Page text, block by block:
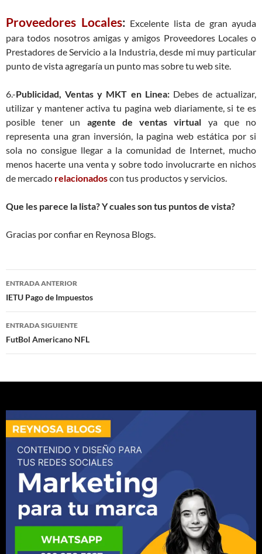
Proveedores Locales: Excelente lista de gran ayuda
para todos nosotros amigas y amigos Proveedores Locales o
Prestadores de Servicio a la Industria, desde mi muy particular
punto de vista agregaría un punto mas sobre tu web site.
6.-Publicidad, Ventas y MKT en Linea:Debes de actualizar,
utilizar y mantener activa tu pagina web diariamente, si te es
posible tener un agente de ventas virtual ya que no
representa una gran inversión, la pagina web estática por si
sola no consigue llegar a la comunidad de Internet, mucho
menos hacerte una venta y sobre todo involucrarte en nichos
de mercado relacionadoscon tus productos y servicios.
Que les parece la lista? Y cuales son tus puntos de vista?
Gracias por confiar en Reynosa Blogs.
Navegación
de
entradas
ENTRADA ANTERIOR
IETU Pago de Impuestos
ENTRADA SIGUIENTE
FutBol Americano NFL